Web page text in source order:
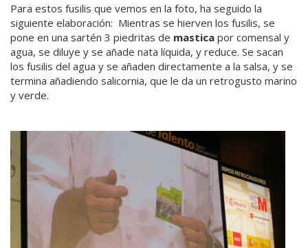
Para estos fusilis que vemos en la foto, ha seguido la
siguiente elaboración: Mientras se hierven los fusilis, se
pone en una sartén 3 piedritas de mastica por comensal y
agua, se diluye y se añade nata líquida, y reduce. Se sacan
los fusilis del agua y se añaden directamente a la salsa, y se
termina añadiendo salicornia, que le da un retrogusto marino
y verde.